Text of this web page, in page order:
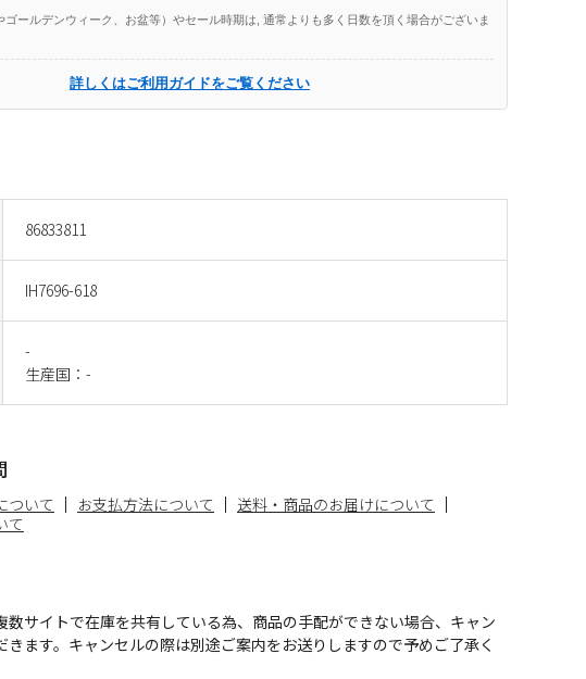
86833811
IH7696-618
-
生産国：-
ールデンウィーク、お盆等）やセール時期は, 通常よりも多く日数を頂く場合がございま
詳しくはご利用ガイドをご覧ください
ついて お支払方法について
送料・商品のお届けについて
て
サイトで在庫を共有している為、商品の手配ができない場合、キャン
きます。キャンセルの際は別途ご案内をお送りしますので予めご了承く